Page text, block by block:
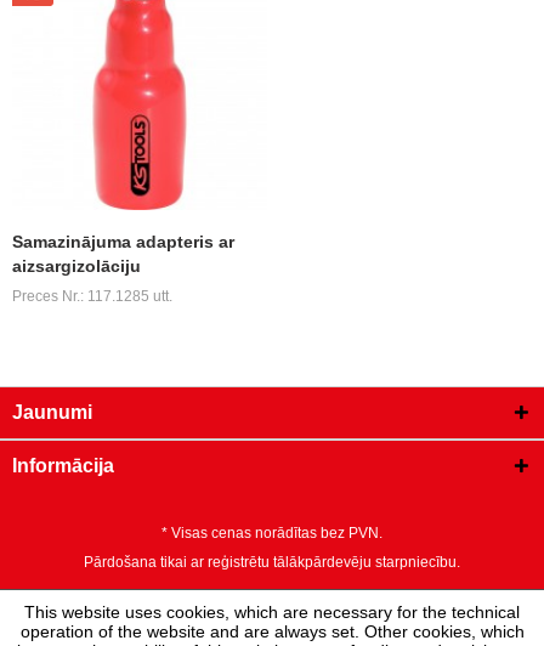
Samazinājuma adapteris ar
aizsargizolāciju
Preces Nr.: 117.1285 utt.
Jaunumi
Informācija
* Visas cenas norādītas bez PVN.
Pārdošana tikai ar reģistrētu tālākpārdevēju starpniecību.
This website uses cookies, which are necessary for the technical
operation of the website and are always set. Other cookies, which